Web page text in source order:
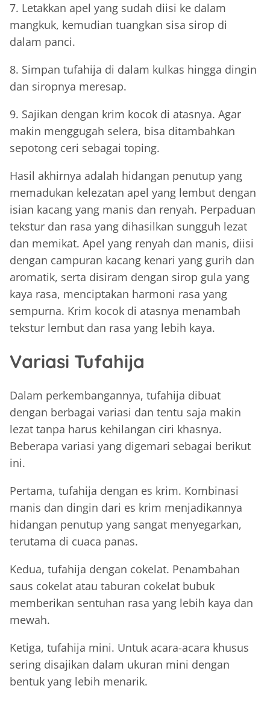
7. Letakkan apel yang sudah diisi ke dalam
mangkuk, kemudian tuangkan sisa sirop di
dalam panci.
8. Simpan tufahija di dalam kulkas hingga dingin
dan siropnya meresap.
9. Sajikan dengan krim kocok di atasnya. Agar
makin menggugah selera, bisa ditambahkan
sepotong ceri sebagai toping.
Hasil akhirnya adalah hidangan penutup yang
memadukan kelezatan apel yang lembut dengan
isian kacang yang manis dan renyah. Perpaduan
tekstur dan rasa yang dihasilkan sungguh lezat
dan memikat. Apel yang renyah dan manis, diisi
dengan campuran kacang kenari yang gurih dan
aromatik, serta disiram dengan sirop gula yang
kaya rasa, menciptakan harmoni rasa yang
sempurna. Krim kocok di atasnya menambah
tekstur lembut dan rasa yang lebih kaya.
Variasi Tufahija
Dalam perkembangannya, tufahija dibuat
dengan berbagai variasi dan tentu saja makin
lezat tanpa harus kehilangan ciri khasnya.
Beberapa variasi yang digemari sebagai berikut
ini.
Pertama, tufahija dengan es krim. Kombinasi
manis dan dingin dari es krim menjadikannya
hidangan penutup yang sangat menyegarkan,
terutama di cuaca panas.
Kedua, tufahija dengan cokelat. Penambahan
saus cokelat atau taburan cokelat bubuk
memberikan sentuhan rasa yang lebih kaya dan
mewah.
Ketiga, tufahija mini. Untuk acara-acara khusus
sering disajikan dalam ukuran mini dengan
bentuk yang lebih menarik.